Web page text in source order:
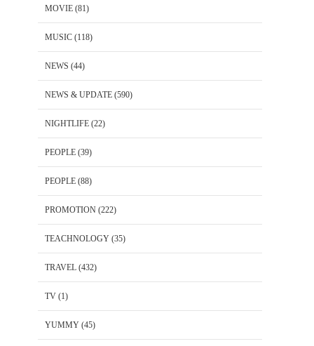
MOVIE (81)
MUSIC (118)
NEWS (44)
NEWS & UPDATE (590)
NIGHTLIFE (22)
PEOPLE (39)
PEOPLE (88)
PROMOTION (222)
TEACHNOLOGY (35)
TRAVEL (432)
TV (1)
YUMMY (45)